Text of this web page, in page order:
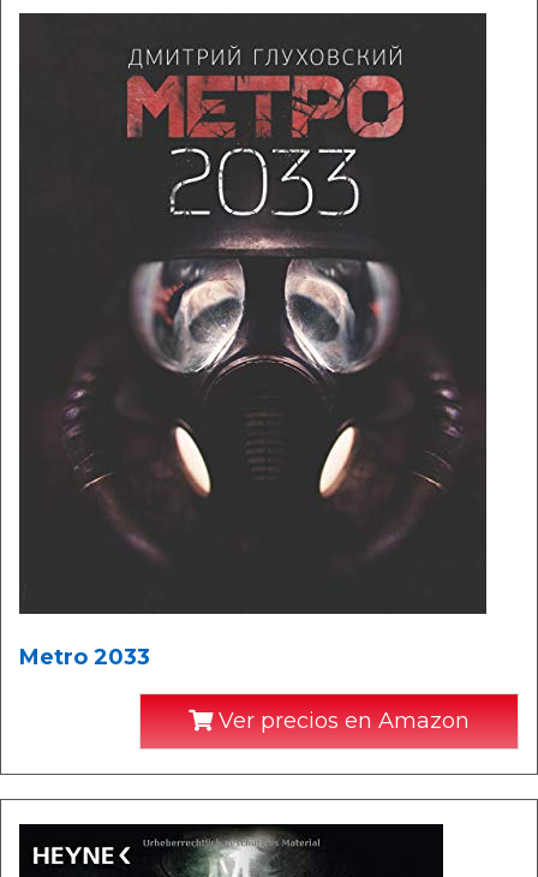
Metro 2033
Ver precios en Amazon